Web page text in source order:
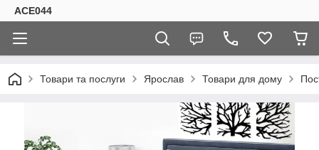
ACE044
Товари та послуги Ярослав Товари для дому